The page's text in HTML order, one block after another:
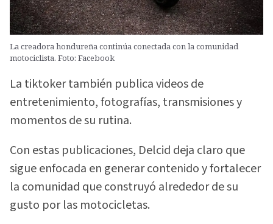
La creadora hondureña continúa conectada con la comunidad
motociclista. Foto: Facebook
La tiktoker también publica videos de
entretenimiento, fotografías, transmisiones y
momentos de su rutina.
Con estas publicaciones, Delcid deja claro que
sigue enfocada en generar contenido y fortalecer
la comunidad que construyó alrededor de su
gusto por las motocicletas.